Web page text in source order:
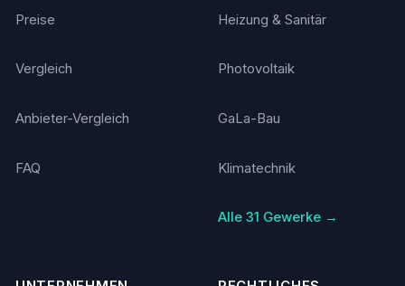
Preise
Vergleich
Anbieter-Vergleich
FAQ
Heizung & Sanitär
Photovoltaik
GaLa-Bau
Klimatechnik
Alle 31 Gewerke →